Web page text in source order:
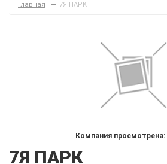
Главная 7Я ПАРК
Компания просмотрена:
7Я ПАРК